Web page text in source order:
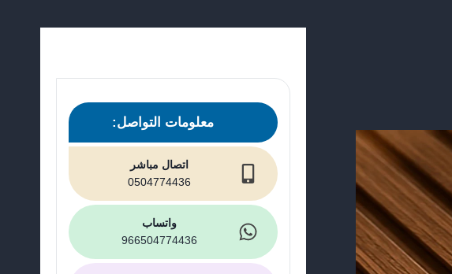
معلومات التواصل:
اتصال مباشر
0504774436
واتساب
966504774436